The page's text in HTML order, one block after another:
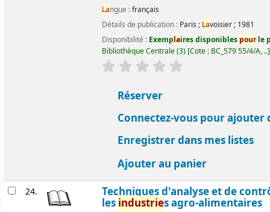
Langue :français
Détails de publication : Paris ; Lavoisier; 1981
Disponibilité : Exemplaires disponibles pourle
Bibliothèque Centrale(3) Cote : BC_579 55/4/A, ..
évaluation
Réserver
Connectez-vous pour ajouter
Enregistrer dans mes listes
Ajouter au panier
24. Techniques d'analyse et de
les industries agro-alimentaires